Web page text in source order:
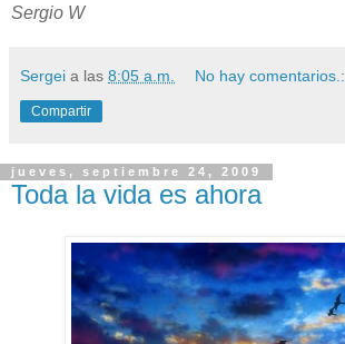
Sergio W
Sergei a las 8:05 a.m. No hay comentarios.:
Compartir
jueves, septiembre 24, 2009
Toda la vida es ahora